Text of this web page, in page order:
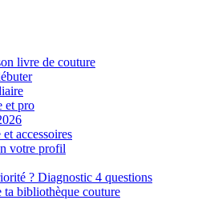
livre de couture
et pro
accessoires
votre profil
? Diagnostic 4 questions
ta bibliothèque couture